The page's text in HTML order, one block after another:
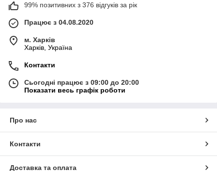
99% позитивних з 376 відгуків за рік
Працює з 04.08.2020
м. Харків
Харків, Україна
Контакти
Сьогодні працює з 09:00 до 20:00
Показати весь графік роботи
Про нас
Контакти
Доставка та оплата